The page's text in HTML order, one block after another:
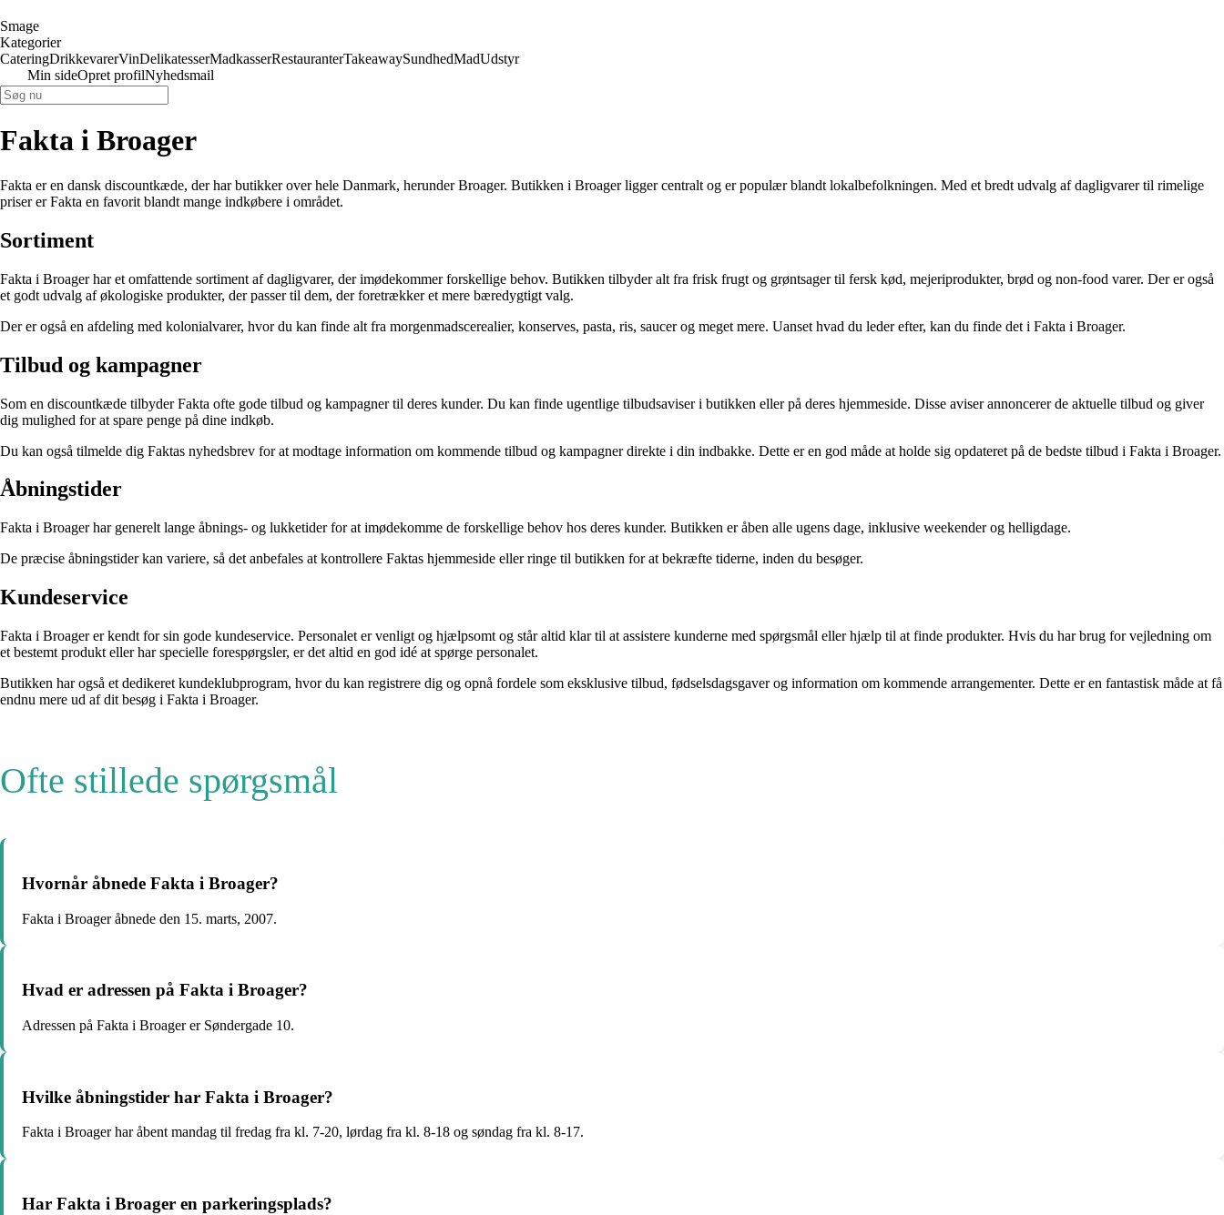
Smage
Kategorier
CateringDrikkevarerVinDelikatesserMadkasserRestauranterTakeawaySundhedMadUdstyr
Min sideOpret profilNyhedsmail
Fakta i Broager
Fakta er en dansk discountkæde, der har butikker over hele Danmark, herunder Broager. Butikken i Broager ligger centralt og er populær blandt lokalbefolkningen. Med et bredt udvalg af dagligvarer til rimelige
priser er Fakta en favorit blandt mange indkøbere i området.
Sortiment
Fakta i Broager har et omfattende sortiment af dagligvarer, der imødekommer forskellige behov. Butikken tilbyder alt fra frisk frugt og grøntsager til fersk kød, mejeriprodukter, brød og non-food varer. Der er også
et godt udvalg af økologiske produkter, der passer til dem, der foretrækker et mere bæredygtigt valg.
Der er også en afdeling med kolonialvarer, hvor du kan finde alt fra morgenmadscerealier, konserves, pasta, ris, saucer og meget mere. Uanset hvad du leder efter, kan du finde det i Fakta i Broager.
Tilbud og kampagner
Som en discountkæde tilbyder Fakta ofte gode tilbud og kampagner til deres kunder. Du kan finde ugentlige tilbudsaviser i butikken eller på deres hjemmeside. Disse aviser annoncerer de aktuelle tilbud og giver
dig mulighed for at spare penge på dine indkøb.
Du kan også tilmelde dig Faktas nyhedsbrev for at modtage information om kommende tilbud og kampagner direkte i din indbakke. Dette er en god måde at holde sig opdateret på de bedste tilbud i Fakta i Broager.
Åbningstider
Fakta i Broager har generelt lange åbnings- og lukketider for at imødekomme de forskellige behov hos deres kunder. Butikken er åben alle ugens dage, inklusive weekender og helligdage.
De præcise åbningstider kan variere, så det anbefales at kontrollere Faktas hjemmeside eller ringe til butikken for at bekræfte tiderne, inden du besøger.
Kundeservice
Fakta i Broager er kendt for sin gode kundeservice. Personalet er venligt og hjælpsomt og står altid klar til at assistere kunderne med spørgsmål eller hjælp til at finde produkter. Hvis du har brug for vejledning om
et bestemt produkt eller har specielle forespørgsler, er det altid en god idé at spørge personalet.
Butikken har også et dedikeret kundeklubprogram, hvor du kan registrere dig og opnå fordele som eksklusive tilbud, fødselsdagsgaver og information om kommende arrangementer. Dette er en fantastisk måde at få
endnu mere ud af dit besøg i Fakta i Broager.
Ofte stillede spørgsmål
Hvornår åbnede Fakta i Broager?
Fakta i Broager åbnede den 15. marts, 2007.
Hvad er adressen på Fakta i Broager?
Adressen på Fakta i Broager er Søndergade 10.
Hvilke åbningstider har Fakta i Broager?
Fakta i Broager har åbent mandag til fredag fra kl. 7-20, lørdag fra kl. 8-18 og søndag fra kl. 8-17.
Har Fakta i Broager en parkeringsplads?